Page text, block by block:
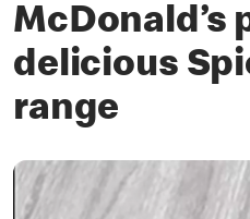
McDonald’s
delicious
range